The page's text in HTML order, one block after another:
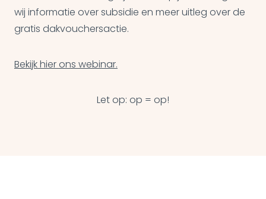
wij informatie over subsidie en meer uitleg over de
gratis dakvouchersactie.
Bekijk hier ons webinar.
Let op: op = op!